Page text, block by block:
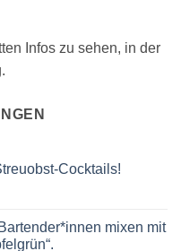
Infos zu sehen, in der
Cocktails!
mixen mit